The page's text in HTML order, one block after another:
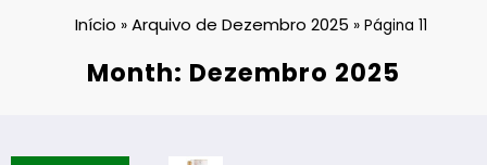
Início » Arquivo de Dezembro 2025 » Página 11
Month: Dezembro 2025